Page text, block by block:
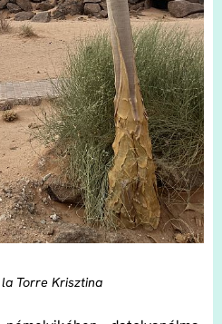
Torre Krisztina